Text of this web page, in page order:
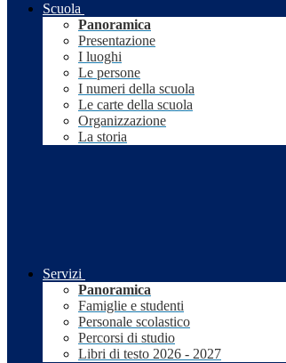
Scuola
Panoramica
Presentazione
I luoghi
Le persone
I numeri della scuola
Le carte della scuola
Organizzazione
La storia
Servizi
Panoramica
Famiglie e studenti
Personale scolastico
Percorsi di studio
Libri di testo 2026 - 2027